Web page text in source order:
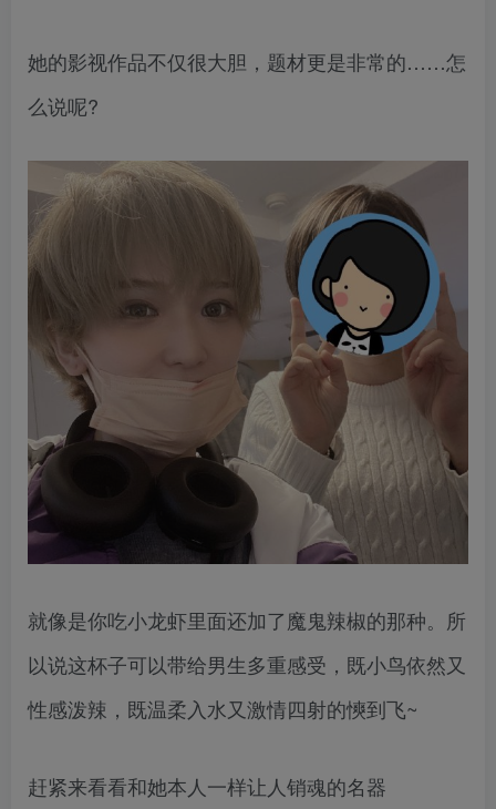
她的影视作品不仅很大胆，题材更是非常的……怎
么说呢?
就像是你吃小龙虾里面还加了魔鬼辣椒的那种。所
以说这杯子可以带给男生多重感受，既小鸟依然又
性感泼辣，既温柔入水又激情四射的慡到飞~
赶紧来看看和她本人一样让人销魂的名器